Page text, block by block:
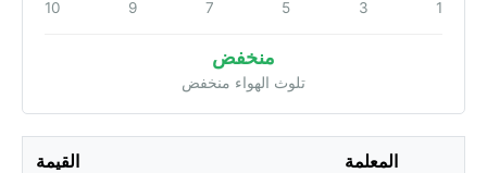
1
3
5
7
9
10
منخفض
تلوث الهواء منخفض
المعلمة القيمة